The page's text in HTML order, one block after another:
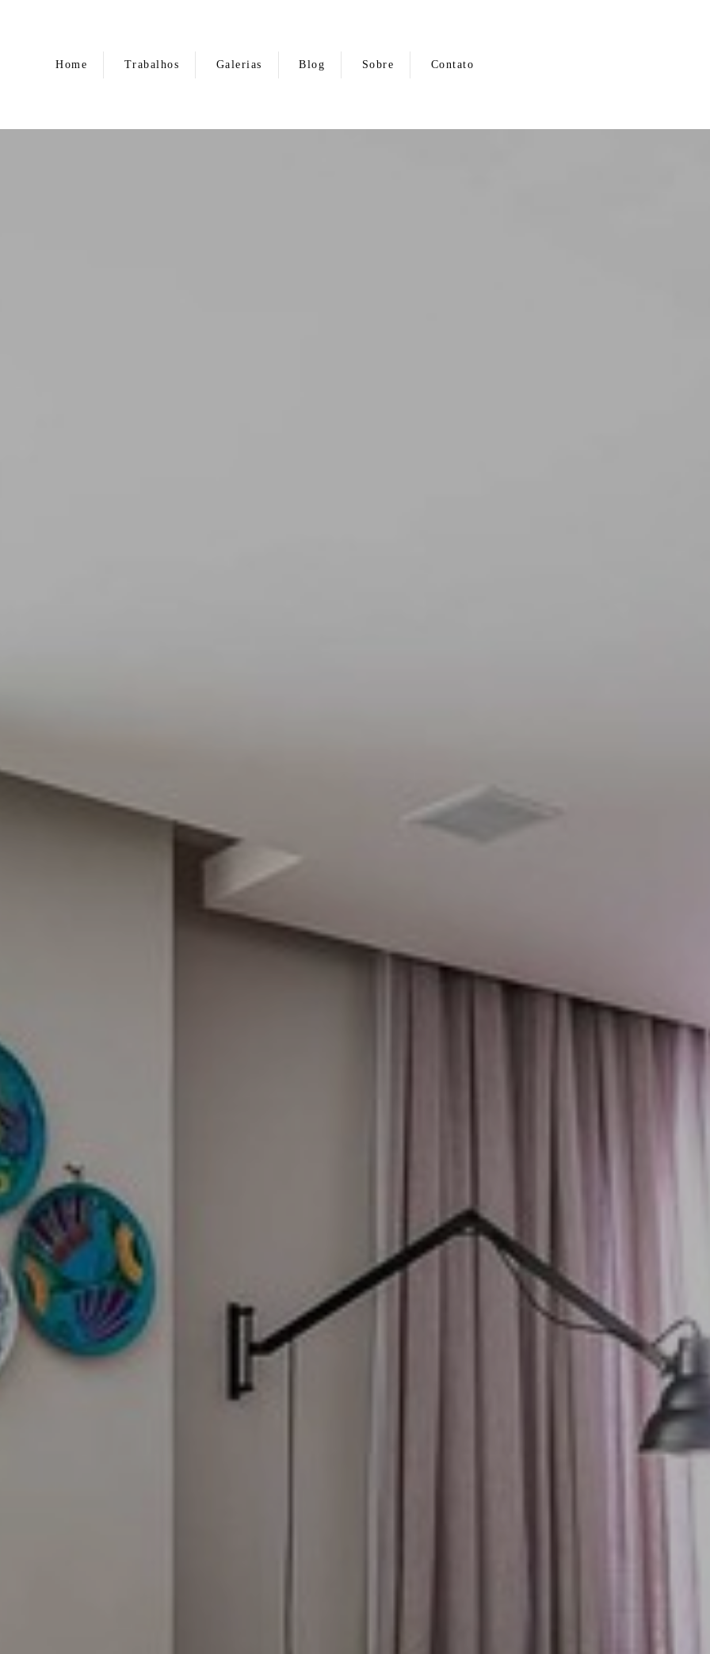
Home Trabalhos Galerias Blog Sobre Contato